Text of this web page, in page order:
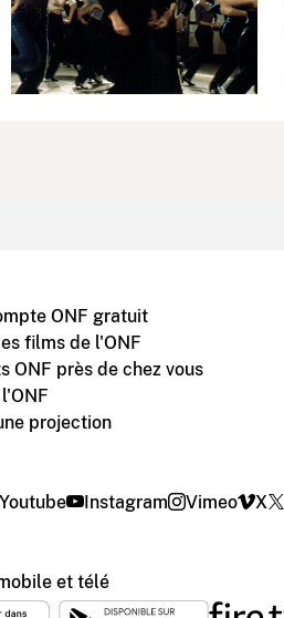
ONF gratuit
films de l'ONF
ONF près de chez vous
projection
Youtube Instagram Vimeo X
et télé